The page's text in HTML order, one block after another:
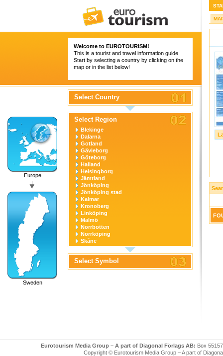
Welcome to EUROTOURISM!
This is a tourist and travel information guide.
Start by selecting a country by clicking on the
map or in the list below!
Europe
Sweden
Select Country
Select Region
Blekinge
Dalarna
Gotland
Gävleborg
Göteborg
Halland
Helsingborg
Jämtland
Jönköping
Jönköping stad
Kalmar
Kronoberg
Linköping
Malmö
Norrbotten
Norrköping
Skåne
Stockholm
Stockholm stad
Södermanland
Uppsala
Select Symbol
Eurotourism Media Group – A part of Diagonal Förlags AB: Box
Copyright © Eurotourism Media Group – A part of